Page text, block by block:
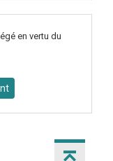
en vertu du